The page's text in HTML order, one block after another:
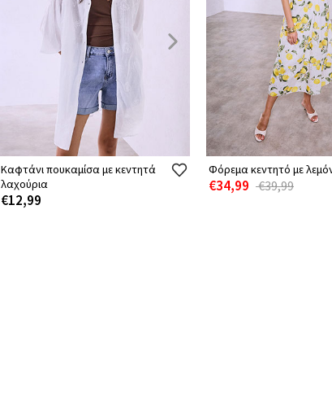
Καφτάνι πουκαμίσα με κεντητά
λαχούρια
€12,99
Φόρεμα κεντητό με
€34,99 €39,99